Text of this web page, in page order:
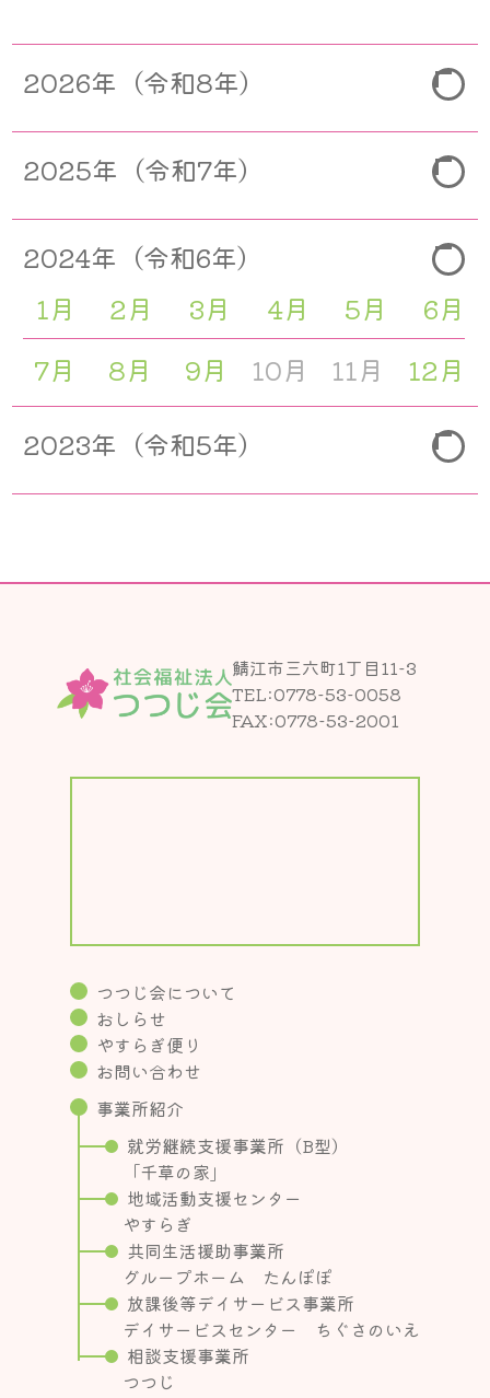
バックナンバー
2026年（令和8年）
1月
2月 3月 4月 5月
6月
7月
8月 9月 12月
2025年（令和7年）
1月
2月 3月 4月 5月
6月
7月
8月 9月 12月
2024年（令和6年）
1月
2月 3月 4月 5月
6月
7月
8月 9月 10月 11月
12月
2023年（令和5年）
1月
2月 3月 4月 5月
6月
鯖江市三六町1丁目11-3
TEL:0778-53-0058
FAX:0778-53-2001
つつじ会について
おしらせ
やすらぎ便り
お問い合わせ
事業所紹介
就労継続支援事業所（B型）
「千草の家」
地域活動支援センター
やすらぎ
共同生活援助事業所
グループホーム たんぽぽ
放課後等デイサービス事業所
デイサービスセンター ちぐさのいえ
相談支援事業所
つつじ